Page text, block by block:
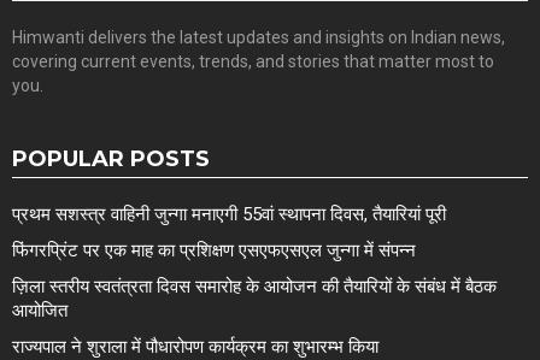
Himwanti delivers the latest updates and insights on Indian news,
covering current events, trends, and stories that matter most to
you.
POPULAR POSTS
प्रथम सशस्त्र वाहिनी जुन्गा मनाएगी 55वां स्थापना दिवस, तैयारियां पूरी
फिंगरप्रिंट पर एक माह का प्रशिक्षण एसएफएसएल जुन्गा में संपन्न
ज़िला स्तरीय स्वतंत्रता दिवस समारोह के आयोजन की तैयारियों के संबंध में बैठक
आयोजित
राज्यपाल ने शुराला में पौधारोपण कार्यक्रम का शुभारम्भ किया